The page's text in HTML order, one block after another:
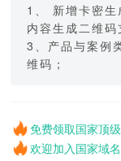
1、 新增卡密生
内容生成二维
3、产品与案例
维码；
免费领取国家顶
欢迎加入国家域